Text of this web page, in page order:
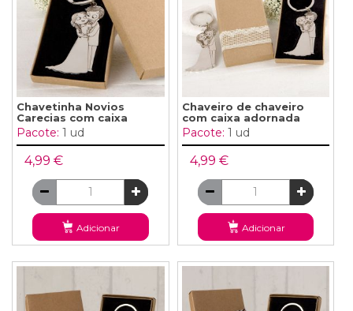
Chavetinha Novios
Carecias com caixa
Pacote: 1 ud
4,99 €
Adicionar
Chaveiro de chaveiro
com caixa adornada
Pacote: 1 ud
4,99 €
Adicionar